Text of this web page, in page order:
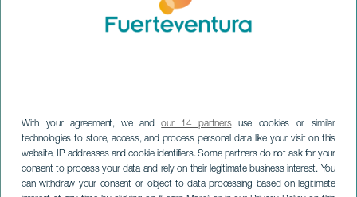
With your agreement, we andour 14 partnersuse cookies or similar
technologies to store, access, and process personal data like your visit on this
website, IP addresses and cookie identifiers. Some partners do not ask for your
consent to process your data and rely on their legitimate business interest. You
can withdraw your consent or object to data processing based on legitimate
Enrique Thompson y
Revirado Project en
FUERTEVENTURA